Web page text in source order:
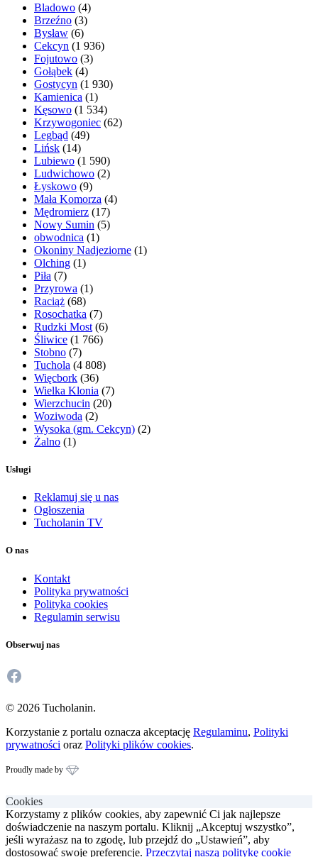
Bladowo (4)
Brzeźno (3)
Bysław (6)
Cekcyn (1 936)
Fojutowo (3)
Gołąbek (4)
Gostycyn (1 930)
Kamienica (1)
Kęsowo (1 534)
Krzywogoniec (62)
Legbąd (49)
Lińsk (14)
Lubiewo (1 590)
Ludwichowo (2)
Łyskowo (9)
Mała Komorza (4)
Mędromierz (17)
Nowy Sumin (5)
obwodnica (1)
Okoniny Nadjeziorne (1)
Olching (1)
Piła (7)
Przyrowa (1)
Raciąż (68)
Rosochatka (7)
Rudzki Most (6)
Śliwice (1 766)
Stobno (7)
Tuchola (4 808)
Więcbork (36)
Wielka Klonia (7)
Wierzchucin (20)
Woziwoda (2)
Wysoka (gm. Cekcyn) (2)
Żalno (1)
Usługi
Reklamuj się u nas
Ogłoszenia
Tucholanin TV
O nas
Kontakt
Polityka prywatności
Polityka cookies
Regulamin serwisu
Obserwuj nas
Facebook
© 2026 Tucholanin.
Korzystanie z portalu oznacza akceptację Regulaminu, Polityki
prywatności oraz Polityki plików cookies.
Proudly made by
Cookies
Korzystamy z plików cookies, aby zapewnić Ci jak najlepsze
doświadczenie na naszym portalu. Kliknij „Akceptuj wszystko”,
jeśli wyrażasz na to zgodę, lub przejdź do „Ustawień”, aby
dostosować swoje preferencje. Przeczytaj naszą politykę cookie